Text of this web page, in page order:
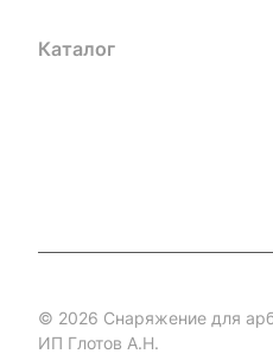
Каталог
© 2026 Снаряжение для
ИП Глотов А.Н.